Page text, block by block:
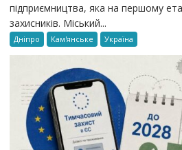
підприємництва, яка на першому
захисників. Міський...
Дніпро Кам'янське Україна